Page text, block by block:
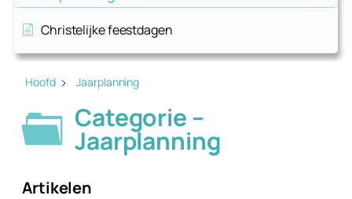
Christelijke feestdagen
Hoofd Jaarplanning
Categorie –
Jaarplanning
Artikelen